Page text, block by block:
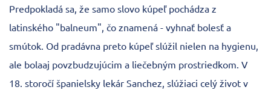
Predpokladá sa, že samo slovo kúpeľ pochádza z
latinského "balneum", čo znamená - vyhnať bolesť a
smútok. Od pradávna preto kúpeľ slúžil nielen na hygienu,
ale bolaaj povzbudzujúcim a liečebným prostriedkom. V
18. storočí španielsky lekár Sanchez, slúžiaci celý život v